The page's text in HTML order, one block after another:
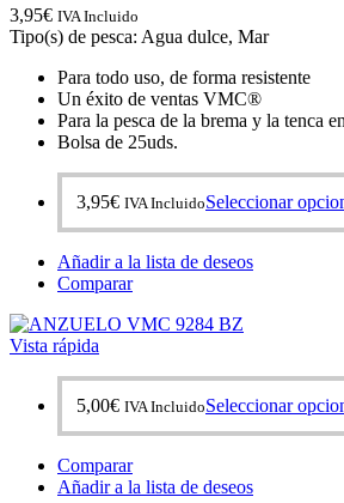
3,95€ IVA Incluido
Tipo(s) de pesca: Agua dulce, Mar
Para todo uso, de forma resistente
Un éxito de ventas VMC®
Para la pesca de la brema y la tenca
Bolsa de 25uds.
3,95€ IVA IncluidoSeleccionar
Añadir a la lista de deseos
Comparar
Vista rápida
5,00€ IVA IncluidoSeleccionar
Comparar
Añadir a la lista de deseos